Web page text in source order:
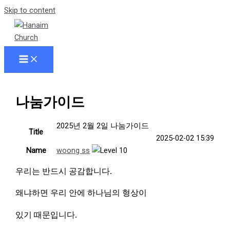
Skip to content
나눔가이드
Title
2025년 2월 2일 나눔가이드
2025-02-02 15:39
Name
woong ss
우리는 반드시 공감합니다.
왜냐하면 우리 안에 하나님의 형상이
있기 때문입니다.